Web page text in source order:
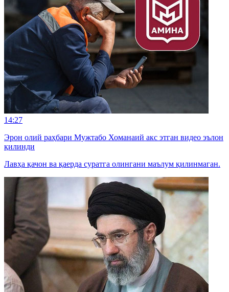
14:27
Эрон олий раҳбари Мужтабо Хоманаий акс этган видео эълон
қилинди
Лавҳа қачон ва қаерда суратга олингани маълум қилинмаган.